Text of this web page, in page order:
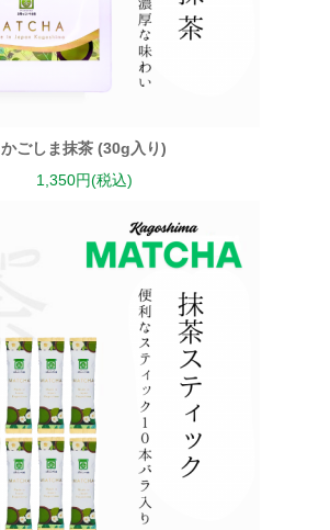
かごしま抹茶 (30g入り)
1,350円(税込)